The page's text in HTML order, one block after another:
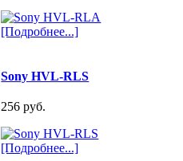
[Подробнее...]
Sony HVL-RLS
256 pуб.
[Подробнее...]